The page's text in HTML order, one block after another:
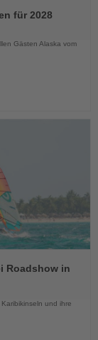
für 2028
Gästen Alaska vom
Roadshow in
und ihre